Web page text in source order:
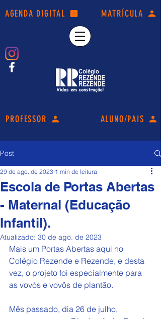
AGENDA DIGITAL MATRÍCULA
PROFESSOR ALUNO/PAIS
Post
Escola de Portas Abertas
- Maternal (Educação
Infantil).
29 de ago. de 2023 1 min de leitura
Atualizado: 30 de ago. de 2023
Mais um Portas Abertas aqui no
Colégio Rezende e Rezende, e desta
vez, o projeto foi especialmente para
as vovós e vovôs de plantão.
Mês passado, dia 26 de julho,